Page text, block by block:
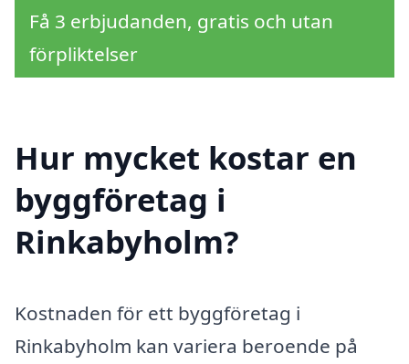
Få 3 erbjudanden, gratis och utan
förpliktelser
Hur mycket kostar en
byggföretag i
Rinkabyholm?
Kostnaden för ett byggföretag i
Rinkabyholm kan variera beroende på